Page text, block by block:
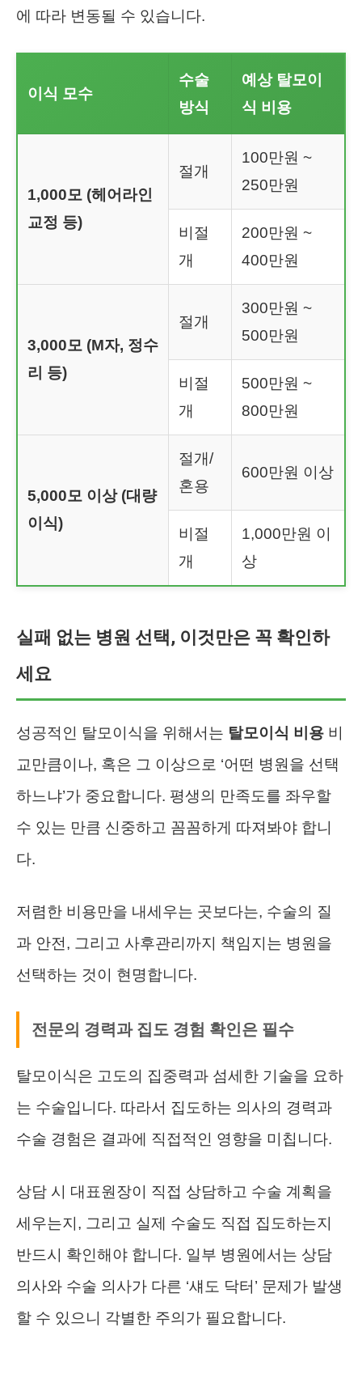
에 따라 변동될 수 있습니다.
이식 모수
수술
방식
예상 탈모이
식 비용
1,000모 (헤어라인
교정 등)
절개
100만원 ~
250만원
비절
개
200만원 ~
400만원
3,000모 (M자, 정수
리 등)
절개
300만원 ~
500만원
비절
개
500만원 ~
800만원
5,000모 이상 (대량
이식)
절개/
혼용
600만원 이상
비절
개
1,000만원 이
상
실패 없는 병원 선택, 이것만은 꼭 확인하
세요
성공적인 탈모이식을 위해서는 탈모이식 비용 비
교만큼이나, 혹은 그 이상으로 ‘어떤 병원을 선택
하느냐’가 중요합니다. 평생의 만족도를 좌우할
수 있는 만큼 신중하고 꼼꼼하게 따져봐야 합니
다.
저렴한 비용만을 내세우는 곳보다는, 수술의 질
과 안전, 그리고 사후관리까지 책임지는 병원을
선택하는 것이 현명합니다.
전문의 경력과 집도 경험 확인은 필수
탈모이식은 고도의 집중력과 섬세한 기술을 요하
는 수술입니다. 따라서 집도하는 의사의 경력과
수술 경험은 결과에 직접적인 영향을 미칩니다.
상담 시 대표원장이 직접 상담하고 수술 계획을
세우는지, 그리고 실제 수술도 직접 집도하는지
반드시 확인해야 합니다. 일부 병원에서는 상담
의사와 수술 의사가 다른 ‘섀도 닥터’ 문제가 발생
할 수 있으니 각별한 주의가 필요합니다.